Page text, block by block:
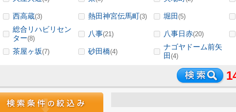
西高蔵(3) 熱田神宮伝馬町(3) 堀田(5)
総合リハビリセン
ター(8)
八事(21) 八事日赤(20)
茶屋ヶ坂(7) 砂田橋(4)
ナゴヤドーム前矢
田(4)